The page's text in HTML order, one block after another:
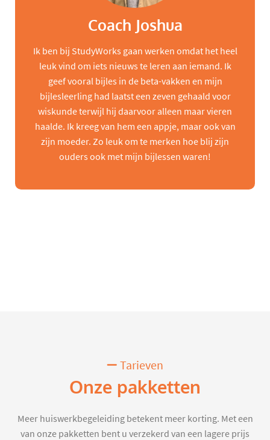
Coach Joshua
Ik ben bij StudyWorks gaan werken omdat het heel
leuk vind om iets nieuws te leren aan iemand. Ik
geef vooral bijles in de beta-vakken en mijn
bijlesleerling had laatst een zeven gehaald voor
wiskunde terwijl hij daarvoor alleen maar vieren
haalde. Ik kreeg van hem een appje, maar ook van
zijn moeder. Zo leuk om te merken hoe blij zijn
ouders ook met mijn bijlessen waren!
Tarieven
Onze pakketten
Meer huiswerkbegeleiding betekent meer korting. Met een
van onze pakketten bent u verzekerd van een lagere prijs